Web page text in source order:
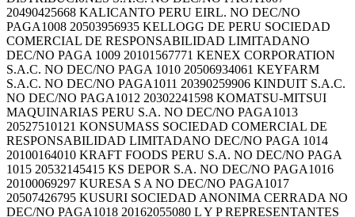
20490425668 KALICANTO PERU EIRL. NO DEC/NO
PAGA1008 20503956935 KELLOGG DE PERU SOCIEDAD
COMERCIAL DE RESPONSABILIDAD LIMITADANO
DEC/NO PAGA 1009 20101567771 KENEX CORPORATION
S.A.C. NO DEC/NO PAGA 1010 20506934061 KEYFARM
S.A.C. NO DEC/NO PAGA1011 20390259906 KINDUIT S.A.C.
NO DEC/NO PAGA1012 20302241598 KOMATSU-MITSUI
MAQUINARIAS PERU S.A. NO DEC/NO PAGA1013
20527510121 KONSUMASS SOCIEDAD COMERCIAL DE
RESPONSABILIDAD LIMITADANO DEC/NO PAGA 1014
20100164010 KRAFT FOODS PERU S.A. NO DEC/NO PAGA
1015 20532145415 KS DEPOR S.A. NO DEC/NO PAGA1016
20100069297 KURESA S A NO DEC/NO PAGA1017
20507426795 KUSURI SOCIEDAD ANONIMA CERRADA NO
DEC/NO PAGA1018 20162055080 L Y P REPRESENTANTES